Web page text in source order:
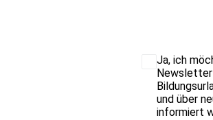
Ja, ich
und über
informiert